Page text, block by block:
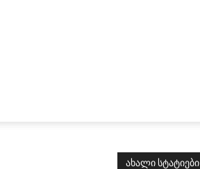
ახალი სტატიები